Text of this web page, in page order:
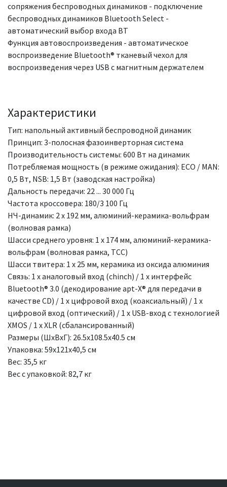
сопряжения беспроводных динамиков - подключение
беспроводных динамиков Bluetooth Select -
автоматический выбор входа BT
Функция автовоспроизведения - автоматическое
воспроизведение Bluetooth® тканевый чехол для
воспроизведения через USB с магнитным держателем
Характеристики
Тип: напольный активный беспроводной динамик
Принцип: 3-полосная фазоинверторная система
Производительность системы: 600 Вт на динамик
Потребляемая мощность (в режиме ожидания): ECO / MAN:
0,5 Вт, NSB: 1,5 Вт (заводская настройка)
Дальность передачи: 22 ... 30 000 Гц
Частота кроссовера: 180/3 100 Гц
НЧ-динамик: 2 x 192 мм, алюминий-керамика-вольфрам
(волновая рамка)
Шасси среднего уровня: 1 x 174 мм, алюминий-керамика-
вольфрам (волновая рамка, TCC)
Шасси твитера: 1 x 25 мм, керамика из оксида алюминия
Связь: 1 x аналоговый вход (chinch) / 1 x интерфейс
Bluetooth® 3.0 (декодирование apt-X® для передачи в
качестве CD) / 1 x цифровой вход (коаксиальный) / 1 x
цифровой вход (оптический) / 1 x USB-вход с технологией
XMOS / 1 x XLR (сбалансированный)
Размеры (ШxВxГ): 26.5х108.5х40.5 см
Упаковка: 59x121x40,5 см
Вес: 35,5 кг
Вес с упаковкой: 82,7 кг